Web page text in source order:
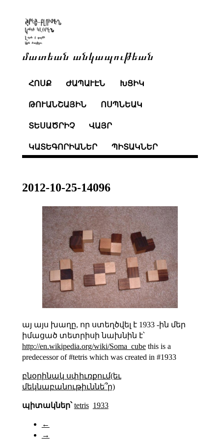
մատեան անկապութեան
ՀՈՍՔ ԺԱՊԱՒԷՆ ԽՑԻԿ
ԹՈՒԱՆՇԱՅԻՆ ՈՍՊՆԵԱԿ
ՏԵՍԱԾՐԻՉ ՎԱՅՐ
ԿԱՏԵԳՈՐԻԱՆԵՐ ՊԻՏԱԿՆԵՐ
2012-10-25-14096
այ այս խաղը, որ ստեղծվել է 1933 -ին մեր
իմացած տետրիսի նախնին է՝
http://en.wikipedia.org/wiki/Soma_cubethis is a
predecessor of #tetris which was created in #1933
բնօրինակ սփիւռքում(եւ
մեկնաբանութիւննե՞ր)
պիտակներ՝ tetris 1933
←
→